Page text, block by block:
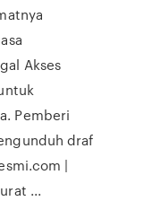
Akses
Pemberi
draf
|
...